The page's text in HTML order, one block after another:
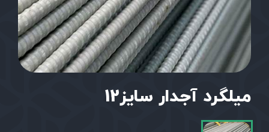
میلگرد آجدار سایز12